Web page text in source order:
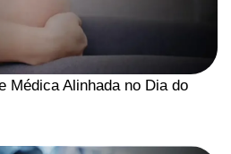
Médica Alinhada no Dia do